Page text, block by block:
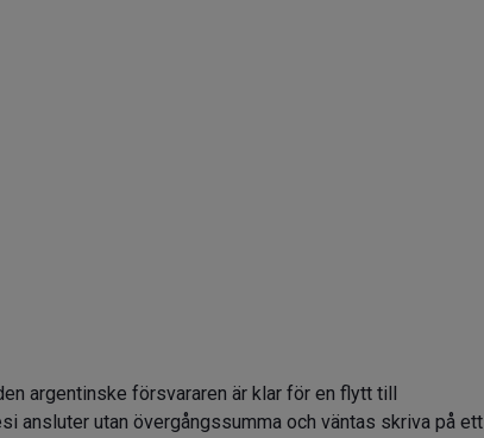
argentinske försvararen är klar för en flytt till
ansluter utan övergångssumma och väntas skriva på ett